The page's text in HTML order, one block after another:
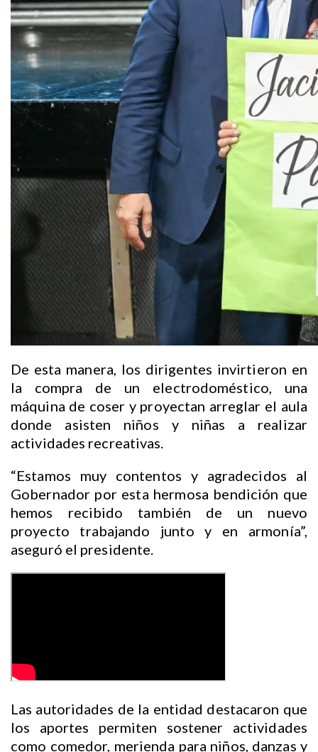
De esta manera, los dirigentes invirtieron en
la compra de un electrodoméstico, una
máquina de coser y proyectan arreglar el aula
donde asisten niños y niñas a realizar
actividades recreativas.
“Estamos muy contentos y agradecidos al
Gobernador por esta hermosa bendición que
hemos recibido también de un nuevo
proyecto trabajando junto y en armonía”,
aseguró el presidente.
Las autoridades de la entidad destacaron que
los aportes permiten sostener actividades
como comedor, merienda para niños, danzas y